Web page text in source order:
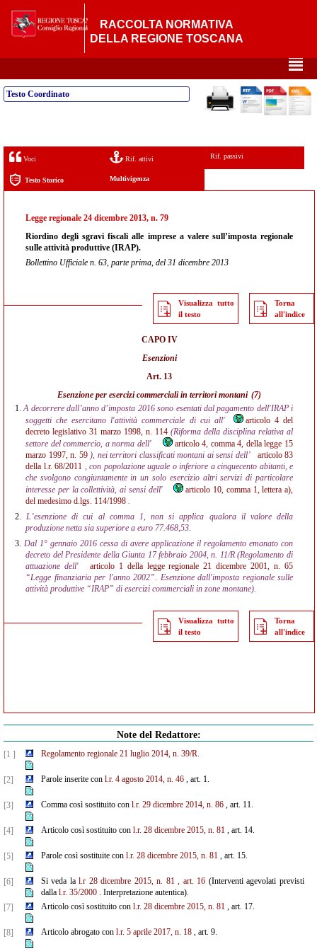
RACCOLTA NORMATIVA
DELLA REGIONE TOSCANA
²
Testo Coordinato
Voci Rif. attivi Rif. passivi
Testo Storico Multivigenza
Legge regionale 24 dicembre 2013, n. 79
Riordino degli sgravi fiscali alle imprese a valere sull’imposta regionale
sulle attività produttive (IRAP).
Bollettino Ufficiale n. 63, parte prima, del 31 dicembre 2013
Visualizza tutto
il testo
Torna
all'indice
CAPO IV
Esenzioni
Art. 13
Esenzione per esercizi commerciali in territori montani (7)
1.A decorrere dall’anno d’imposta 2016 sono esentati dal pagamento dell'IRAP i
soggetti che esercitano l'attività commerciale di cui all'
articolo 4 del
decreto legislativo 31 marzo 1998, n. 114 (Riforma della disciplina relativa al
settore del commercio, a norma dell'
articolo 4, comma 4, della legge 15
marzo 1997, n. 59 ), nei territori classificati montani ai sensi dell’
articolo 83
della l.r. 68/2011 , con popolazione uguale o inferiore a cinquecento abitanti, e
che svolgono congiuntamente in un solo esercizio altri servizi di particolare
interesse per la collettività, ai sensi dell'
articolo 10, comma 1, lettera a),
del medesimo d.lgs. 114/1998 .
2.L’esenzione di cui al comma 1, non si applica qualora il valore della
produzione netta sia superiore a euro 77.468,53.
3. Dal 1° gennaio 2016 cessa di avere applicazione il regolamento emanato con
decreto del Presidente della Giunta 17 febbraio 2004, n. 11/R (Regolamento di
attuazione dell'
articolo 1 della legge regionale 21 dicembre 2001, n. 65
“Legge finanziaria per l'anno 2002”. Esenzione dall'imposta regionale sulle
attività produttive “IRAP” di esercizi commerciali in zone montane).
Visualizza tutto
il testo
Torna
all'indice
Note del Redattore:
[1 ] Regolamento regionale 21 luglio 2014, n. 39/R.
[2] Parole inserite con l.r. 4 agosto 2014, n. 46, art. 1.
[3] Comma così sostituito con l.r. 29 dicembre 2014, n. 86, art. 11.
[4] Articolo così sostituito con l.r. 28 dicembre 2015, n. 81, art. 14.
[5] Parole così sostituite con l.r. 28 dicembre 2015, n. 81, art. 15.
[6] Si veda lal.r 28 dicembre 2015, n. 81 , art. 16 (Interventi agevolati previsti
dalla l.r. 35/2000. Interpretazione autentica).
[7]
Articolo così sostituito con l.r. 28 dicembre 2015, n. 81, art. 17.
[8] Articolo abrogato con l.r. 5 aprile 2017, n. 18, art. 9.